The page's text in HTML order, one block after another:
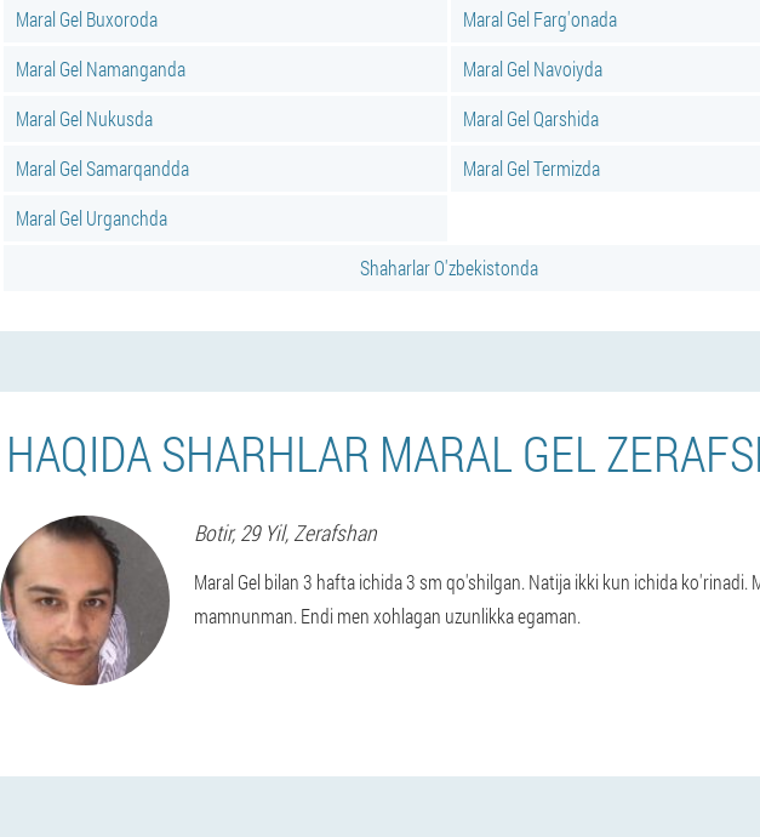
Maral Gel Buxoroda
Maral Gel Farg'onada
Maral Gel Namanganda
Maral Gel Navoiyda
Maral Gel Nukusda
Maral Gel Qarshida
Maral Gel Samarqandda
Maral Gel Termizda
Maral Gel Urganchda
Shaharlar O'zbekistonda
HAQIDA SHARHLAR MARAL GEL
Botir, 29 Yil,Zerafshan
Maral Gel bilan 3 hafta ichida 3 sm qo'shilgan. Natija ikki kun ichida ko'rinadi.
mamnunman. Endi men xohlagan uzunlikka egaman.